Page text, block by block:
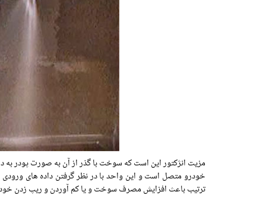
خودرو متصل است و این واحد با در نظر گرفتن داده های
ترتیب باعث افزایش مصرف سوخت و یا کم آوردن و ریپ زدن